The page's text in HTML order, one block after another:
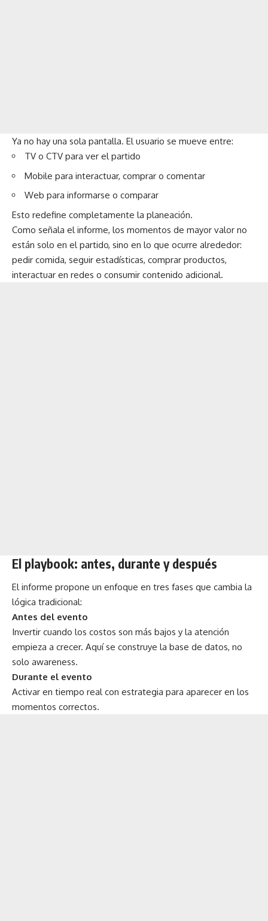
Ya no hay una sola pantalla. El usuario se mueve entre:
TV o CTV para ver el partido
Mobile para interactuar, comprar o comentar
Web para informarse o comparar
Esto redefine completamente la planeación.
Como señala el informe, los momentos de mayor valor no
están solo en el partido, sino en lo que ocurre alrededor:
pedir comida, seguir estadísticas, comprar productos,
interactuar en redes o consumir contenido adicional.
El playbook: antes, durante y después
El informe propone un enfoque en tres fases que cambia la
lógica tradicional:
Antes del evento
Invertir cuando los costos son más bajos y la atención
empieza a crecer. Aquí se construye la base de datos, no
solo awareness.
Durante el evento
Activar en tiempo real con estrategia para aparecer en los
momentos correctos.